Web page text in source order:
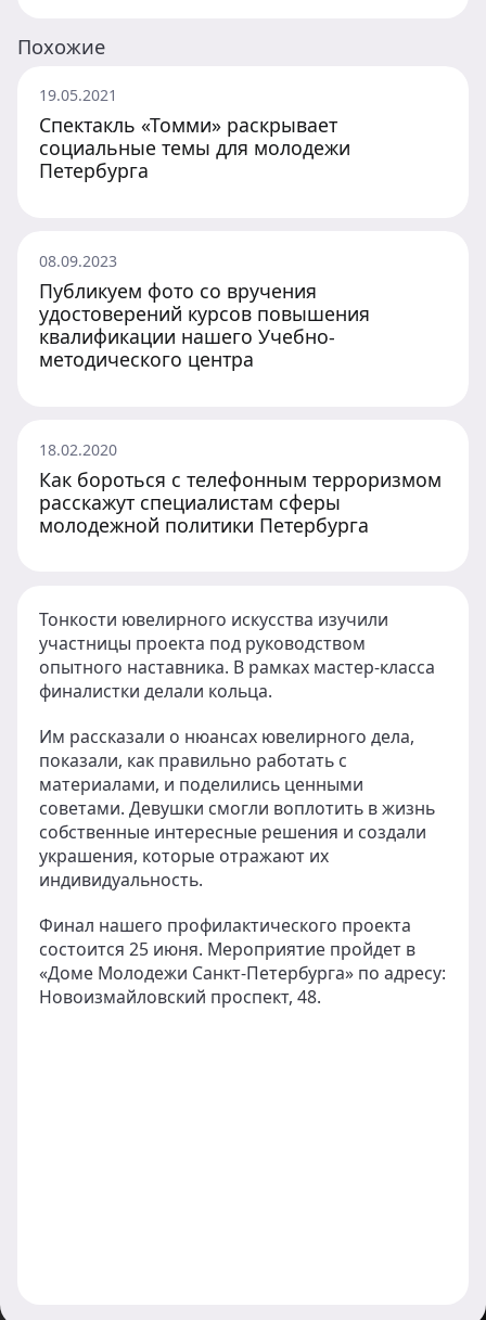
Похожие
19.05.2021
Спектакль «Томми» раскрывает
социальные темы для молодежи
Петербурга
08.09.2023
Публикуем фото со вручения
удостоверений курсов повышения
квалификации нашего Учебно-
методического центра
18.02.2020
Как бороться с телефонным терроризмом
расскажут специалистам сферы
молодежной политики Петербурга
Тонкости ювелирного искусства изучили
участницы проекта под руководством
опытного наставника. В рамках мастер-класса
финалистки делали кольца.
Им рассказали о нюансах ювелирного дела,
показали, как правильно работать с
материалами, и поделились ценными
советами. Девушки смогли воплотить в жизнь
собственные интересные решения и создали
украшения, которые отражают их
индивидуальность.
Финал нашего профилактического проекта
состоится 25 июня. Мероприятие пройдет в
«Доме Молодежи Санкт-Петербурга» по адресу:
Новоизмайловский проспект, 48.